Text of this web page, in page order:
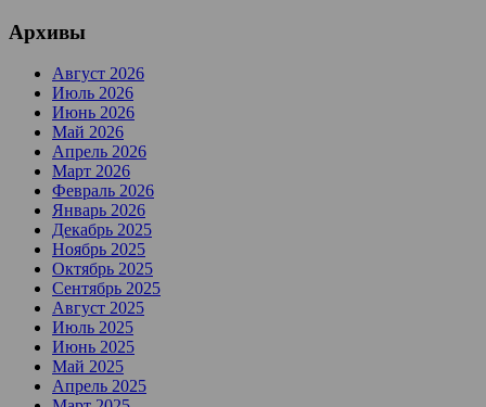
Архивы
Август 2026
Июль 2026
Июнь 2026
Май 2026
Апрель 2026
Март 2026
Февраль 2026
Январь 2026
Декабрь 2025
Ноябрь 2025
Октябрь 2025
Сентябрь 2025
Август 2025
Июль 2025
Июнь 2025
Май 2025
Апрель 2025